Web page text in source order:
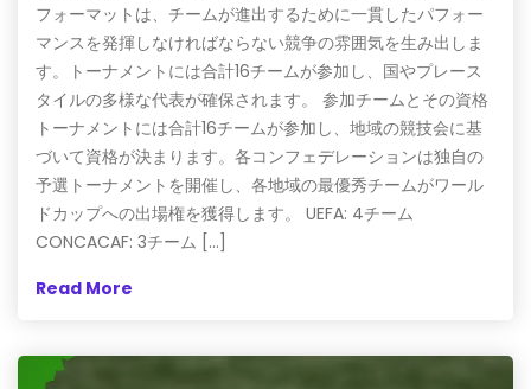
フォーマットは、チームが進出するために一貫したパフォー
マンスを発揮しなければならない競争の雰囲気を生み出しま
す。トーナメントには合計16チームが参加し、国やプレース
タイルの多様な代表が確保されます。 参加チームとその資格
トーナメントには合計16チームが参加し、地域の競技会に基
づいて資格が決まります。各コンフェデレーションは独自の
予選トーナメントを開催し、各地域の最優秀チームがワール
ドカップへの出場権を獲得します。 UEFA: 4チーム
CONCACAF: 3チーム […]
Read More